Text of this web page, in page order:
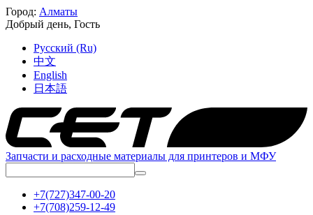
Город: Алматы
Добрый день, Гость
Русский (Ru)
中文
English
日本語
Запчасти и расходные материалы для принтеров и МФУ
+7(727)347-00-20
+7(708)259-12-49